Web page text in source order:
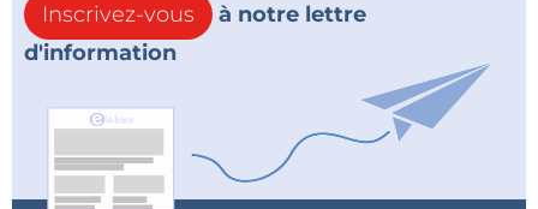
Inscrivez-vous
à notre lettre
d'information